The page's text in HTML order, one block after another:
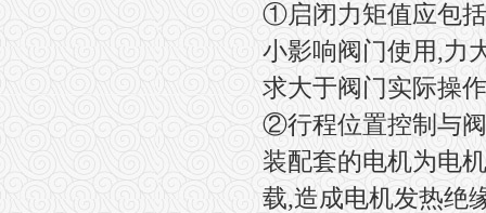
①启闭力矩值应包
小影响阀门使用,力
求大于阀门实际操
②行程位置控制与
装配套的电机为电
载,造成电机发热绝